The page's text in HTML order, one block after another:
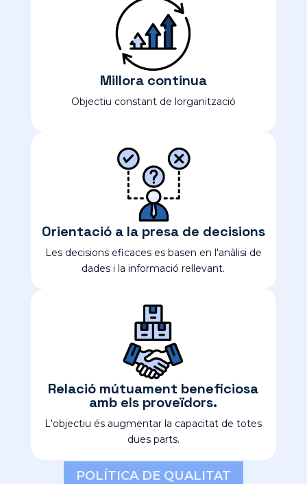
Millora continua
Objectiu constant de lorganització
Orientació a la presa de decisions
Les decisions eficaces es basen en l'anàlisi de
dades i la informació rellevant.
Relació mútuament beneficiosa
amb els proveïdors.
L'objectiu és augmentar la capacitat de totes
dues parts.
POLÍTICA DE QUALITAT